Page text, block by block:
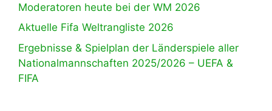
Moderatoren heute bei der WM 2026
Aktuelle Fifa Weltrangliste 2026
Ergebnisse & Spielplan der Länderspiele aller
Nationalmannschaften 2025/2026 – UEFA &
FIFA